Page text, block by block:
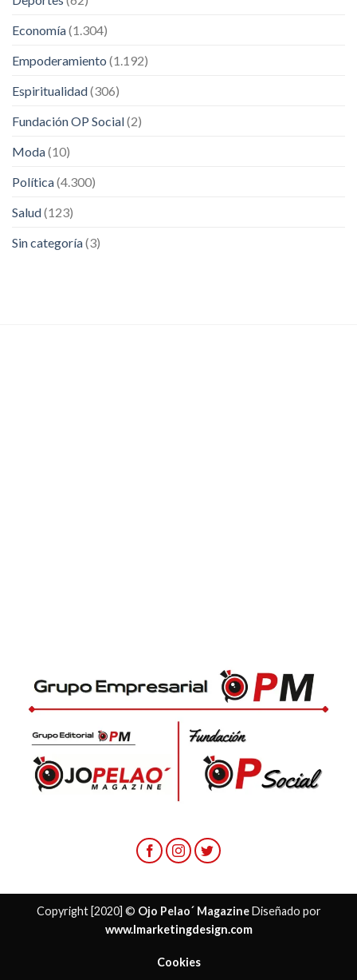
Economía(1.304)
Empoderamiento (1.192)
Espiritualidad(306)
Fundación OP Social(2)
Moda(10)
Política(4.300)
Salud(123)
Sin categoría(3)
Copyright [2020] © Ojo Pelao´ MagazineDiseñado por
www.lmarketingdesign.com
Cookies